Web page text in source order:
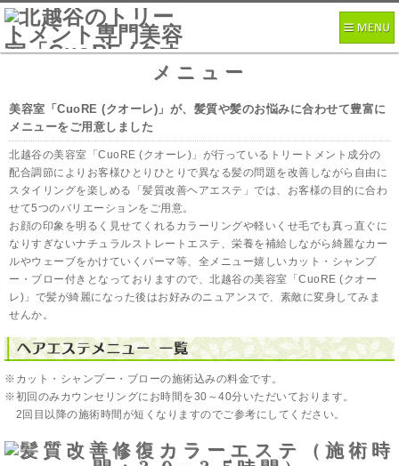
メニュー
美容室「CuoRE (クオーレ)」が、髪質や髪のお悩みに合わせて豊富に
メニューをご用意しました
北越谷の美容室「CuoRE (クオーレ)」が行っているトリートメント成分の
配合調節によりお客様ひとりひとりで異なる髪の問題を改善しながら自由に
スタイリングを楽しめる「髪質改善ヘアエステ」では、お客様の目的に合わ
せて5つのバリエーションをご用意。
お顔の印象を明るく見せてくれるカラーリングや軽いくせ毛でも真っ直ぐに
なりすぎないナチュラルストレートエステ、栄養を補給しながら綺麗なカー
ルやウェーブをかけていくパーマ等、全メニュー嬉しいカット・シャンプ
ー・ブロー付きとなっておりますので、北越谷の美容室「CuoRE (クオー
レ)」で髪が綺麗になった後はお好みのニュアンスで、素敵に変身してみま
せんか。
※カット・シャンプー・ブローの施術込みの料金です。
※初回のみカウンセリングにお時間を30～40分いただいております。
2回目以降の施術時間が短くなりますのでご参考にしてください。